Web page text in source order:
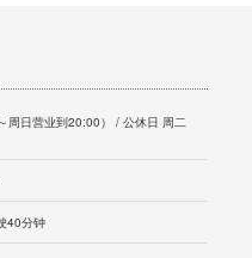
周日营业到20:00） / 公休日 周二
40分钟